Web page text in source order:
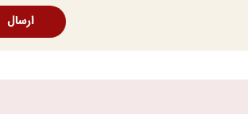
ارسال